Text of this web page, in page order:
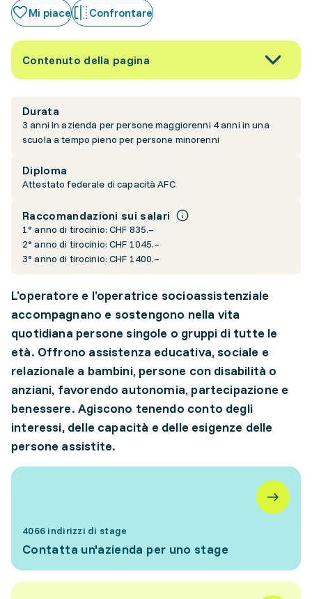
Mi piace Confrontare
Contenuto della pagina
Durata
3 anni in azienda per persone maggiorenni 4 anni in una
scuola a tempo pieno per persone minorenni
Diploma
Attestato federale di capacità AFC
Raccomandazioni sui salari
1° anno di tirocinio: CHF 835.–
2° anno di tirocinio: CHF 1045.–
3° anno di tirocinio: CHF 1400.–
L’operatore e l’operatrice socioassistenziale
accompagnano e sostengono nella vita
quotidiana persone singole o gruppi di tutte le
età. Offrono assistenza educativa, sociale e
relazionale a bambini, persone con disabilità o
anziani, favorendo autonomia, partecipazione e
benessere. Agiscono tenendo conto degli
interessi, delle capacità e delle esigenze delle
persone assistite.
4066 indirizzi di stage
Contatta un'azienda per uno stage